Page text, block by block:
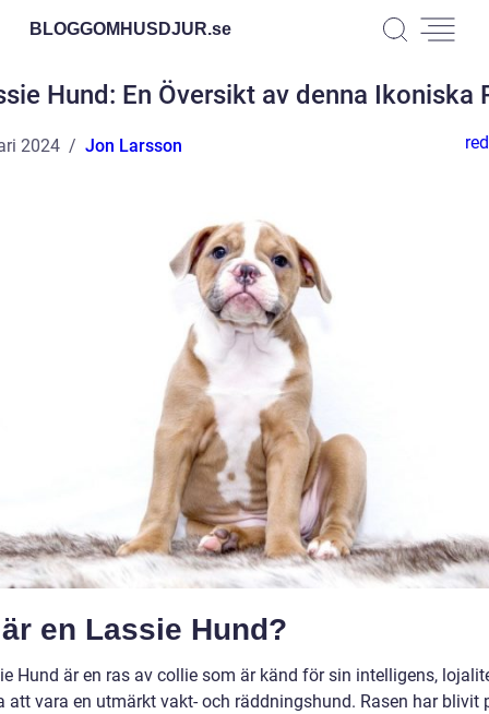
BLOGGOMHUSDJUR.se
Hund: En Översikt av denna Ikoniska
2024 Jon Larsson
en Lassie Hund?
Hund är en ras av collie som är känd för sin intelligens,
att vara en utmärkt vakt- och räddningshund. Rasen har blivit